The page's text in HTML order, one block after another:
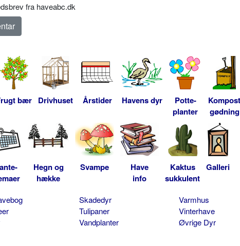
fra haveabc.dk
bær Drivhuset Årstider Havens dyr
Potte-
planter
Kompost
gødning
Hegn og
hække
Svampe
Have
info
Kaktus
sukkulent
Galleri
Skadedyr
Tulipaner
Vandplanter
Varmhus
Vinterhave
Øvrige Dyr